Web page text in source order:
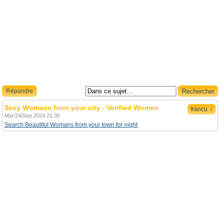
Répondre
francu ↓
Sexy Womans from your city - Verified Women
Mar/24/Sep 2024 21:30
Search Beautiful Womans from your town for night